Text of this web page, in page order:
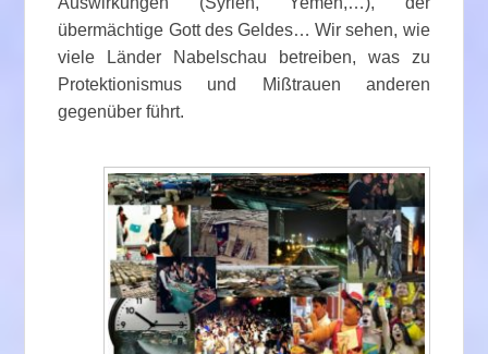
übermächtige Gott des Geldes… Wir sehen, wie
viele Länder Nabelschau betreiben, was zu
Protektionismus und Mißtrauen anderen
gegenüber führt.